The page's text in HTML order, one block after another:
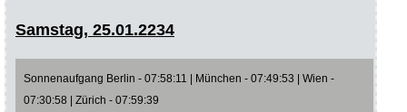
Samstag, 25.01.2234
Sonnenaufgang Berlin - 07:58:11 | München - 07:49:53 | Wien -
07:30:58 | Zürich - 07:59:39